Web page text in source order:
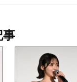
事